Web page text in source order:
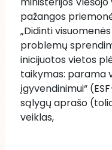
pažangos
„Didinti
problemų
inicijuotos vietos
taikymas: parama
įgyvendinimui“
sąlygų aprašo
veiklas,